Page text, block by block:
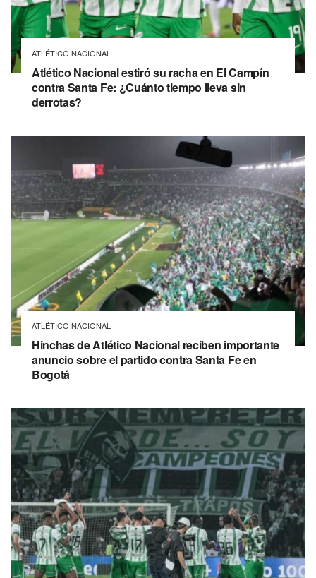
ATLÉTICO NACIONAL
Atlético Nacional estiró su racha en El Campín
contra Santa Fe: ¿Cuánto tiempo lleva sin
derrotas?
ATLÉTICO NACIONAL
Hinchas de Atlético Nacional reciben importante
anuncio sobre el partido contra Santa Fe en
Bogotá